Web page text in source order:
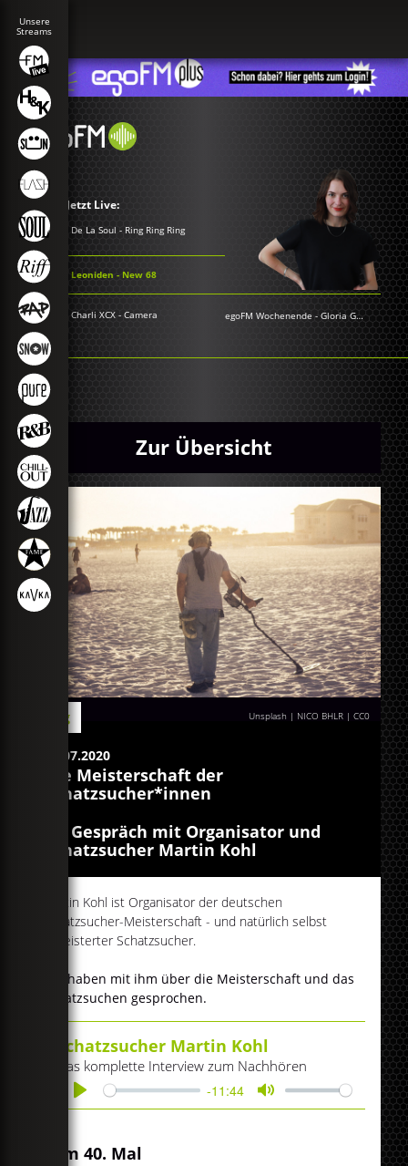
Jetzt Live:
De La Soul - Ring Ring Ring
Leoniden - New 68
Charli XCX - Camera egoFM Wochenende -Gloria Grünwald
Zur Übersicht
Unsplash | NICO BHLR |CC0
Blog
12.07.2020
Die Meisterschaft der
Schatzsucher*innen
Im Gespräch mit Organisator und
Schatzsucher Martin Kohl
Martin Kohl ist Organisator der deutschen
Schatzsucher-Meisterschaft - und natürlich selbst
begeisterter Schatzsucher.
Wir haben mit ihm über die Meisterschaft und das
Schatzsuchen gesprochen.
Schatzsucher Martin Kohl
Das komplette Interview zum Nachhören
Play
-11:44
Mute
Zum 40. Mal